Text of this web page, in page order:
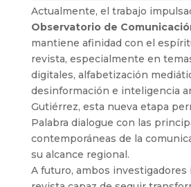
Actualmente, el trabajo
Observatorio de
mantiene afinidad con el
revista, especialmente en
digitales, alfabetización
desinformación e inteligencia
Gutiérrez, esta nueva etapa
Palabra dialogue con las
contemporáneas de la
su alcance regional.
A futuro, ambos investigadores